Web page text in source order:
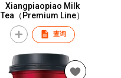
Xiangpiaopiao Milk
Tea（Premium Line）
查询